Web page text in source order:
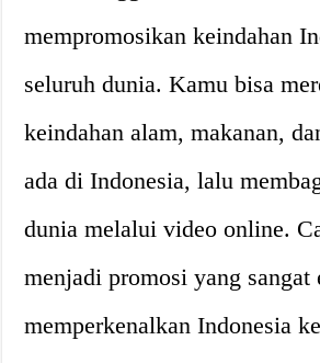
mempromosikan keindahan
seluruh dunia. Kamu bisa
keindahan alam, makanan,
ada di Indonesia, lalu
dunia melalui video online.
menjadi promosi yang
memperkenalkan Indonesia